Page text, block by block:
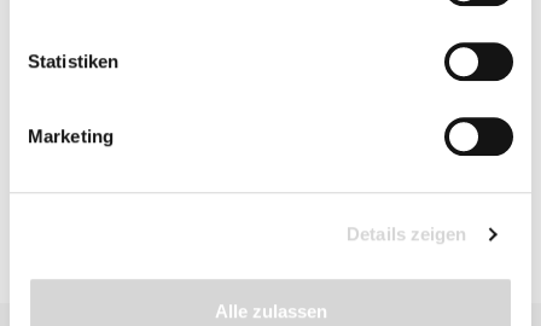
Statistiken
Marketing
Details zeigen
Alle zulassen
Bewertungen